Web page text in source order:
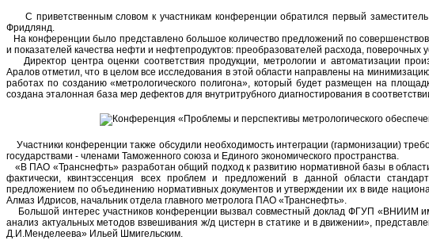
С приветственным словом к участникам конференции обратился первый
Фридлянд.
На конференции было представлено большое количество предложений по
и показателей качества нефти и нефтепродуктов: преобразователей расхода, поверочных
Директор центра оценки соответствия продукции, метрологии и автоматизации
Аралов отметил, что в целом все исследования в этой области направлены на
работах по созданию «метрологического полигона», который будет размещен на
создана эталонная база мер дефектов для внутритрубного диагностирования в
Участники конференции также обсудили необходимость интеграции (гармонизации)
государствами - членами Таможенного союза и Единого экономического пространства.
«В ПАО «Транснефть» разработан общий подход к развитию нормативной базы в
фактически, квинтэссенция всех проблем и предложений в данной области
предложением по объединению нормативных документов и утверждении их в виде
Алмаз Идрисов, начальник отдела главного метролога ПАО «Транснефть».
Большой интерес участников конференции вызвал совместный доклад ФГУП
анализ актуальных методов взвешивания ж/д цистерн в статике и в движении»,
Д.И.Менделеева» Ильей Шмигельским.
С
приветственным
словом
к
первый
заместитель
генерального
директора
ООО
«НИИ
Транснефть»
Яков
Фридлянд.